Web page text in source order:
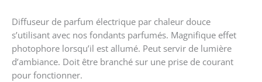
Diffuseur de parfum électrique par chaleur douce
s’utilisant avec nos fondants parfumés. Magnifique effet
photophore lorsqu’il est allumé. Peut servir de lumière
d’ambiance. Doit être branché sur une prise de courant
pour fonctionner.